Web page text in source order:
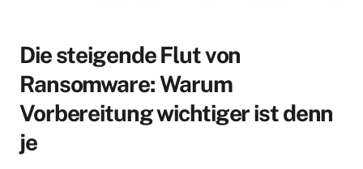
Die steigende Flut von
Ransomware: Warum
Vorbereitung wichtiger ist denn
je